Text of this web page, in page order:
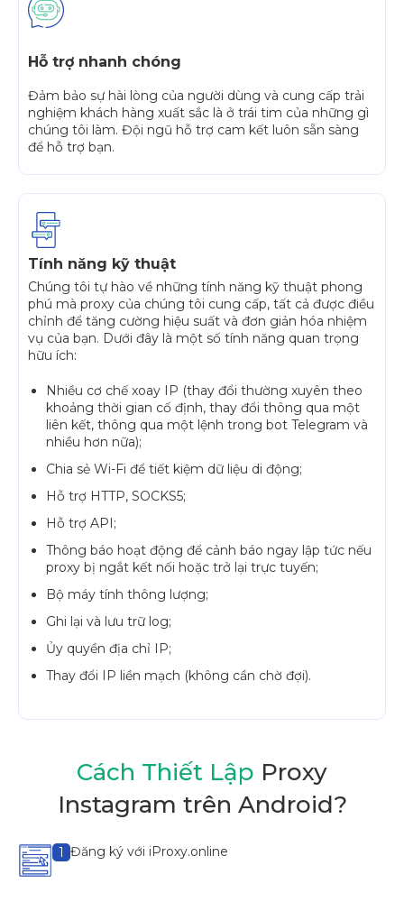
Hỗ trợ nhanh chóng
Đảm bảo sự hài lòng của người dùng và cung cấp trải
nghiệm khách hàng xuất sắc là ở trái tim của những gì
chúng tôi làm. Đội ngũ hỗ trợ cam kết luôn sẵn sàng
để hỗ trợ bạn.
Tính năng kỹ thuật
Chúng tôi tự hào về những tính năng kỹ thuật phong
phú mà proxy của chúng tôi cung cấp, tất cả được điều
chỉnh để tăng cường hiệu suất và đơn giản hóa nhiệm
vụ của bạn. Dưới đây là một số tính năng quan trọng
hữu ích:
Nhiều cơ chế xoay IP (thay đổi thường xuyên theo
khoảng thời gian cố định, thay đổi thông qua một
liên kết, thông qua một lệnh trong bot Telegram và
nhiều hơn nữa);
Chia sẻ Wi-Fi để tiết kiệm dữ liệu di động;
Hỗ trợ HTTP, SOCKS5;
Hỗ trợ API;
Thông báo hoạt động để cảnh báo ngay lập tức nếu
proxy bị ngắt kết nối hoặc trở lại trực tuyến;
Bộ máy tính thông lượng;
Ghi lại và lưu trữ log;
Ủy quyền địa chỉ IP;
Thay đổi IP liền mạch (không cần chờ đợi).
Cách Thiết Lập Proxy
Instagram trên Android?
1 Đăng ký với iProxy.online